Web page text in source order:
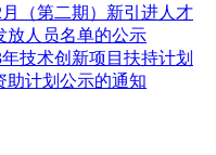
（第二期）新引进人才
放人员名单的公示
技术创新项目扶持计划
助计划公示的通知